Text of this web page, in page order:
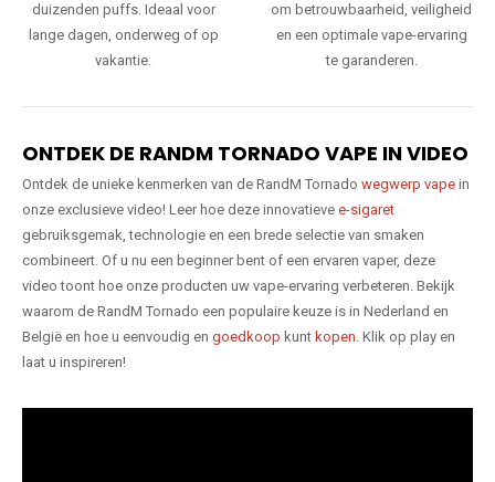
duizenden puffs. Ideaal voor
lange dagen, onderweg of op
vakantie.
om betrouwbaarheid, veiligheid
en een optimale vape-ervaring
te garanderen.
ONTDEK DE RANDM TORNADO VAPE IN VIDEO
Ontdek de unieke kenmerken van de RandM Tornado wegwerp vape in
onze exclusieve video! Leer hoe deze innovatieve e-sigaret
gebruiksgemak, technologie en een brede selectie van smaken
combineert. Of u nu een beginner bent of een ervaren vaper, deze
video toont hoe onze producten uw vape-ervaring verbeteren. Bekijk
waarom de RandM Tornado een populaire keuze is in Nederland en
België en hoe u eenvoudig en goedkoop kunt kopen. Klik op play en
laat u inspireren!